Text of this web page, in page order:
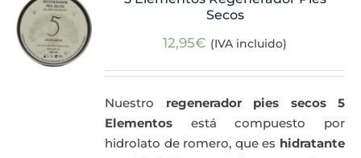
Secos
12,95€ (IVA incluido)
Nuestro regenerador pies secos 5
Elementos está compuesto por
hidrolato de romero, que es hidratante